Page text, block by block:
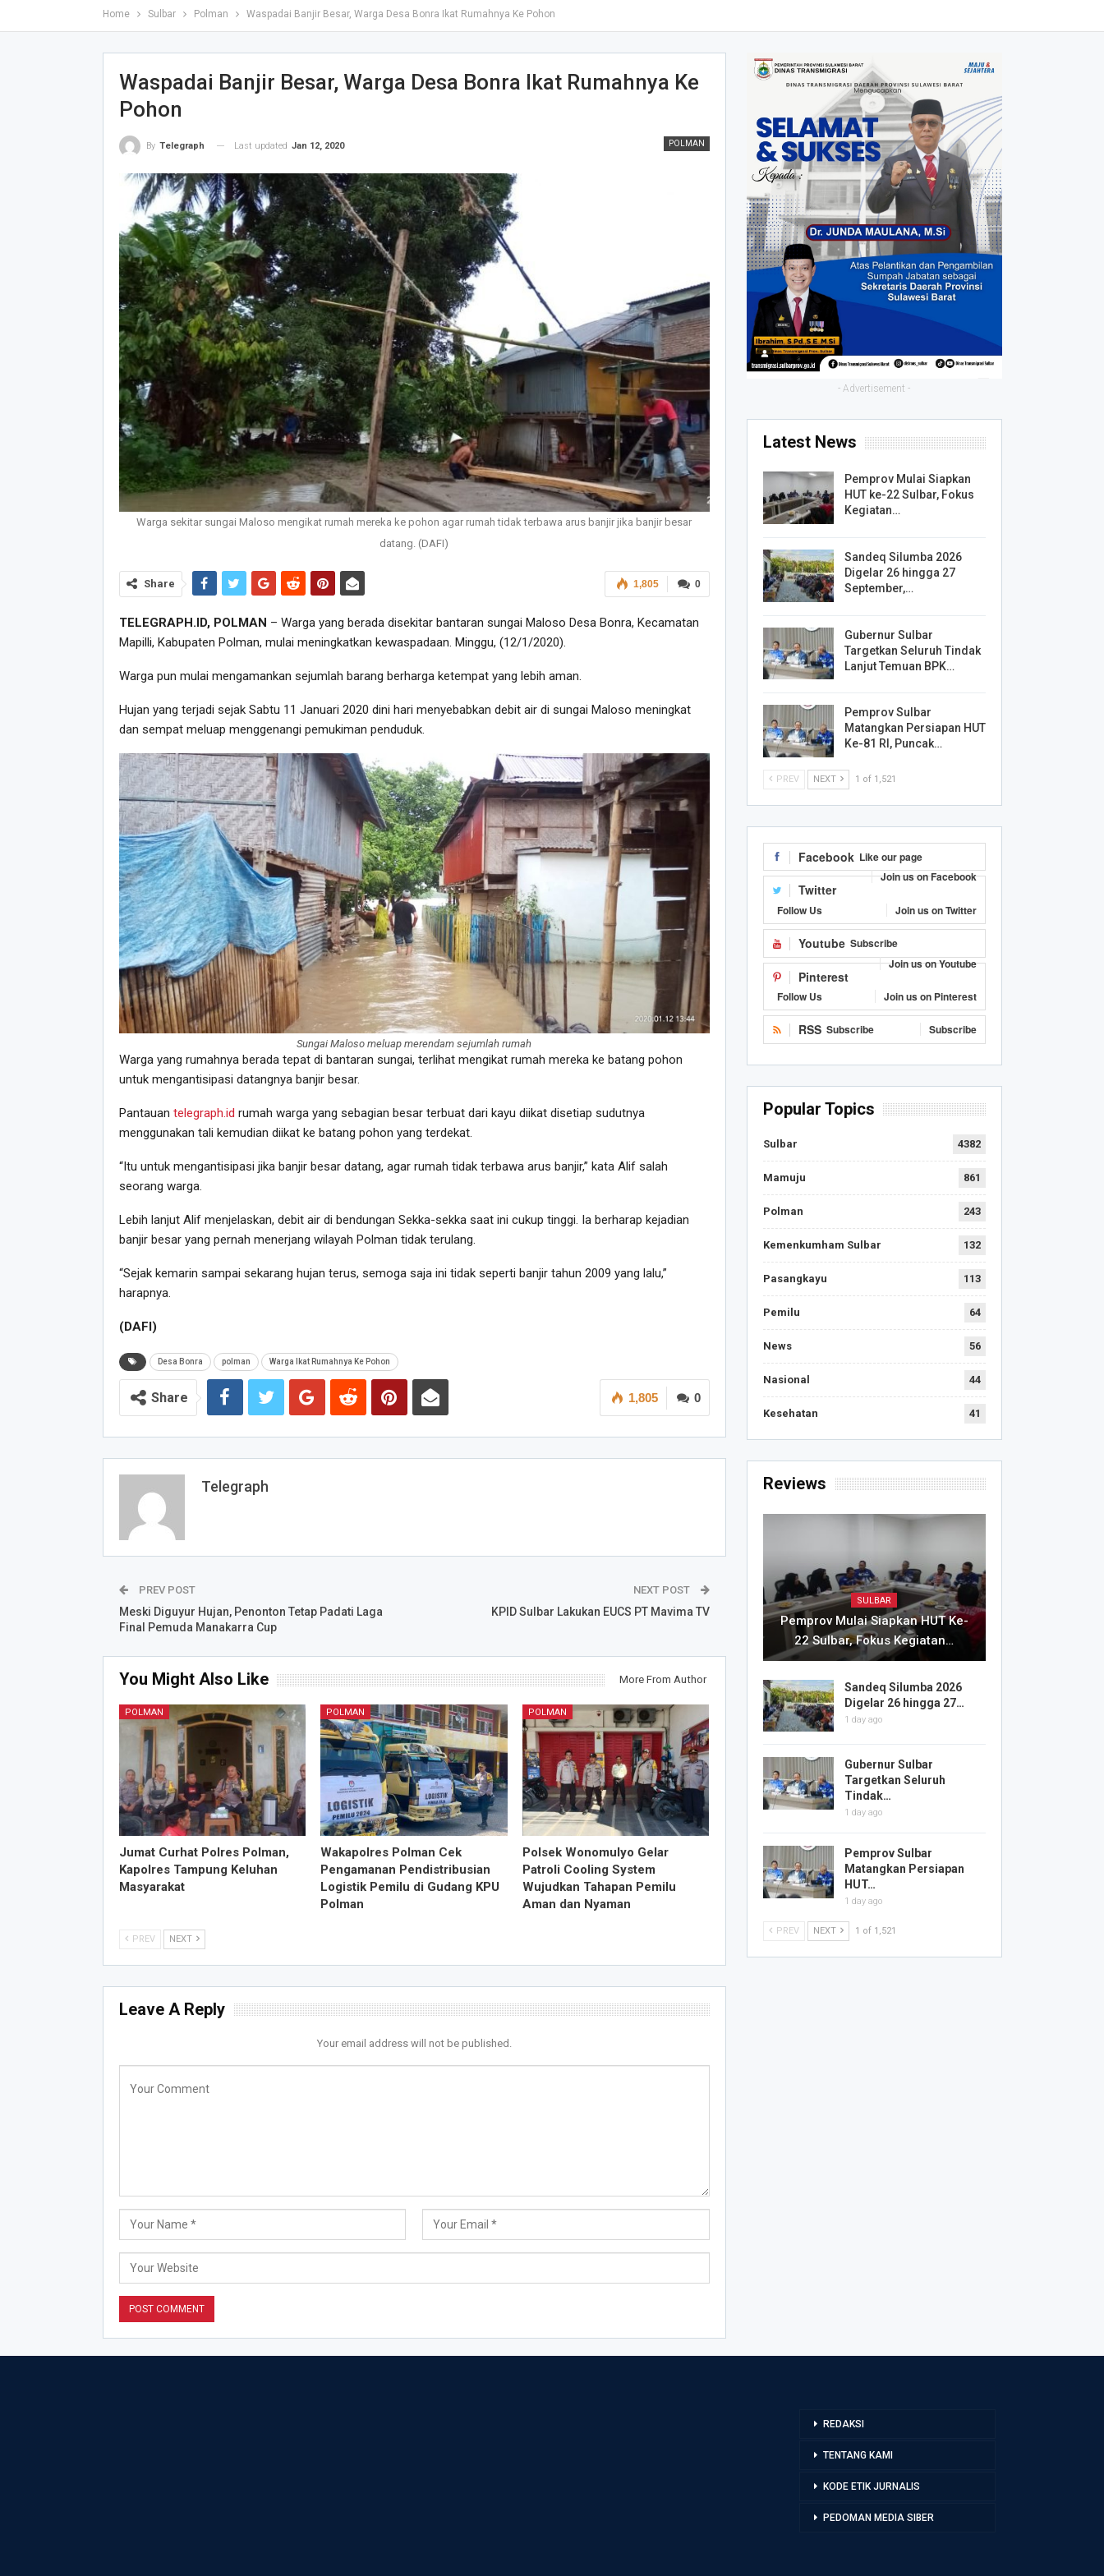
Home Sulbar Polman Waspadai Banjir Besar, Warga Desa Bonra Ikat Rumahnya Ke Pohon
Waspadai Banjir Besar, Warga Desa Bonra Ikat Rumahnya Ke
Pohon
POLMAN
By Telegraph Last updated Jan 12, 2020
Warga sekitar sungai Maloso mengikat rumah mereka ke pohon agar rumah tidak terbawa arus banjir jika banjir besar
datang. (DAFI)
0
1,805
Share
TELEGRAPH.ID, POLMAN – Warga yang berada disekitar bantaran sungai Maloso Desa Bonra, Kecamatan
Mapilli, Kabupaten Polman, mulai meningkatkan kewaspadaan. Minggu, (12/1/2020).
Warga pun mulai mengamankan sejumlah barang berharga ketempat yang lebih aman.
Hujan yang terjadi sejak Sabtu 11 Januari 2020 dini hari menyebabkan debit air di sungai Maloso meningkat
dan sempat meluap menggenangi pemukiman penduduk.
Sungai Maloso meluap merendam sejumlah rumah
Warga yang rumahnya berada tepat di bantaran sungai, terlihat mengikat rumah mereka ke batang pohon
untuk mengantisipasi datangnya banjir besar.
Pantauan telegraph.id rumah warga yang sebagian besar terbuat dari kayu diikat disetiap sudutnya
menggunakan tali kemudian diikat ke batang pohon yang terdekat.
“Itu untuk mengantisipasi jika banjir besar datang, agar rumah tidak terbawa arus banjir,” kata Alif salah
seorang warga.
Lebih lanjut Alif menjelaskan, debit air di bendungan Sekka-sekka saat ini cukup tinggi. Ia berharap kejadian
banjir besar yang pernah menerjang wilayah Polman tidak terulang.
“Sejak kemarin sampai sekarang hujan terus, semoga saja ini tidak seperti banjir tahun 2009 yang lalu,”
harapnya.
(DAFI)
Desa Bonra polman Warga Ikat Rumahnya Ke Pohon
0
1,805
Share
Telegraph
PREV POST
Meski Diguyur Hujan, Penonton Tetap Padati Laga
Final Pemuda Manakarra Cup
NEXT POST
KPID Sulbar Lakukan EUCS PT Mavima TV
You Might Also Like More From Author
POLMAN
Jumat Curhat Polres Polman,
Kapolres Tampung Keluhan
Masyarakat
POLMAN
Wakapolres Polman Cek
Pengamanan Pendistribusian
Logistik Pemilu di Gudang KPU
Polman
POLMAN
Polsek Wonomulyo Gelar
Patroli Cooling System
Wujudkan Tahapan Pemilu
Aman dan Nyaman
PREV NEXT
Leave A Reply
Your email address will not be published.
- Advertisement -
Latest News
Pemprov Mulai Siapkan
HUT ke-22 Sulbar, Fokus
Kegiatan…
Sandeq Silumba 2026
Digelar 26 hingga 27
September,…
Gubernur Sulbar
Targetkan Seluruh Tindak
Lanjut Temuan BPK…
Pemprov Sulbar
Matangkan Persiapan HUT
Ke-81 RI, Puncak…
PREV NEXT 1 of 1,521
Facebook Like our page
Join us on Facebook
Twitter
Follow Us Join us on Twitter
Youtube Subscribe
Join us on Youtube
Pinterest
Follow Us Join us on Pinterest
RSS Subscribe Subscribe
Popular Topics
Sulbar 4382
Mamuju 861
Polman 243
Kemenkumham Sulbar 132
Pasangkayu 113
Pemilu 64
News 56
Nasional 44
Kesehatan 41
Reviews
SULBAR
Pemprov Mulai Siapkan HUT Ke-
22 Sulbar, Fokus Kegiatan…
Sandeq Silumba 2026
Digelar 26 hingga 27…
1 day ago
Gubernur Sulbar
Targetkan Seluruh
Tindak…
1 day ago
Pemprov Sulbar
Matangkan Persiapan
HUT…
1 day ago
PREV NEXT 1 of 1,521
REDAKSI
TENTANG KAMI
KODE ETIK JURNALIS
PEDOMAN MEDIA SIBER